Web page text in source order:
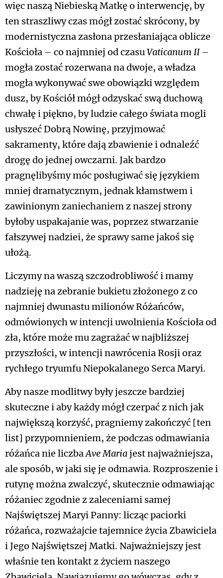
więc naszą Niebieską Matkę o interwencję, by
ten straszliwy czas mógł zostać skrócony, by
modernistyczna zasłona przesłaniająca oblicze
Kościoła – co najmniej od czasuVaticanum II–
mogła zostać rozerwana na dwoje, a władza
mogła wykonywać swe obowiązki względem
dusz, by Kościół mógł odzyskać swą duchową
chwałę i piękno, by ludzie całego świata mogli
usłyszeć Dobrą Nowinę, przyjmować
sakramenty, które dają zbawienie i odnaleźć
drogę do jednej owczarni. Jak bardzo
pragnęlibyśmy móc posługiwać się językiem
mniej dramatycznym, jednak kłamstwem i
zawinionym zaniechaniem z naszej strony
byłoby uspakajanie was, poprzez stwarzanie
fałszywej nadziei, że sprawy same jakoś się
ułożą.
Liczymy na waszą szczodrobliwość i mamy
nadzieję na zebranie bukietu złożonego z co
najmniej dwunastu milionów Różańców,
odmówionych w intencji uwolnienia Kościoła od
zła, które może mu zagrażać w najbliższej
przyszłości, w intencji nawrócenia Rosji oraz
rychłego tryumfu Niepokalanego Serca Maryi.
Aby nasze modlitwy były jeszcze bardziej
skuteczne i aby każdy mógł czerpać z nich jak
największą korzyść, pragniemy zakończyć [ten
list] przypomnieniem, że podczas odmawiania
różańca nie liczbaAve Mariajest najważniejsza,
ale sposób, w jaki się je odmawia. Rozproszenie i
rutynę można zwalczyć, skutecznie odmawiając
różaniec zgodnie z zaleceniami samej
Najświętszej Maryi Panny: licząc paciorki
różańca, rozważajcie tajemnice życia Zbawiciela
i Jego Najświętszej Matki. Najważniejszy jest
właśnie ten kontakt z życiem naszego